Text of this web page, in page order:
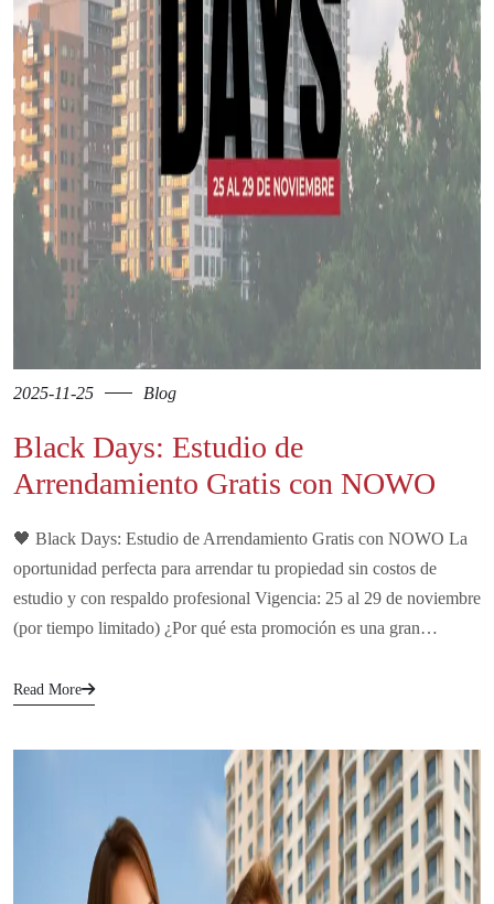
2025-11-25 Blog
Black Days: Estudio de
Arrendamiento Gratis con NOWO
🖤 Black Days: Estudio de Arrendamiento Gratis con NOWO La
oportunidad perfecta para arrendar tu propiedad sin costos de
estudio y con respaldo profesional Vigencia: 25 al 29 de noviembre
(por tiempo limitado) ¿Por qué esta promoción es una gran…
Read More